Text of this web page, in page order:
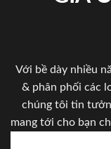
Với bề dày nhiều
& phân phối các
chúng tôi tin
mang tới cho bạn